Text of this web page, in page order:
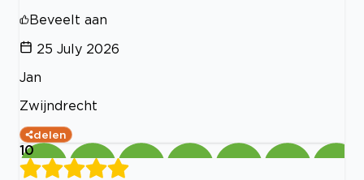
Beveelt aan
25 July 2026
Jan
Zwijndrecht
delen
10